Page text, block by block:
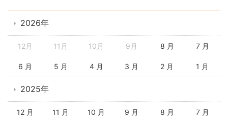
2026年
12月 11月 10月 9月 8 月 7 月
6 月 5 月 4 月 3 月 2 月 1 月
2025年
12 月 11 月 10 月 9 月 8 月 7 月